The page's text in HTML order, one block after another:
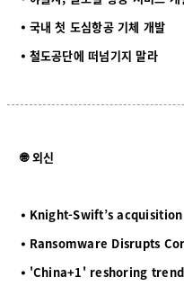
⦁ 국내 첫 도심항공 기체 개발
⦁ 철도공단에 떠넘기지 말라
🌐 외신
⦁ Knight-Swift’s
⦁ Ransomware Disrupts
⦁ 'China+1' reshoring